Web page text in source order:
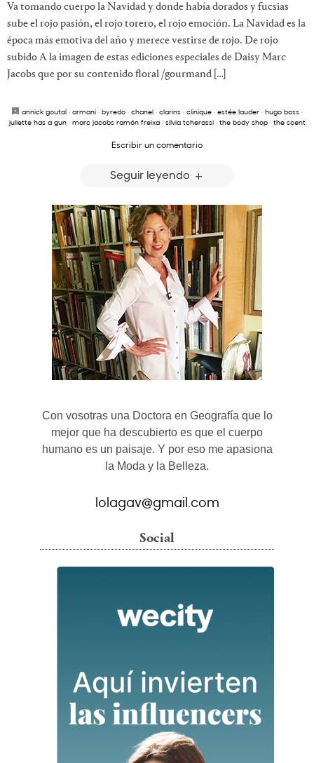
Va tomando cuerpo la Navidad y donde había dorados y fucsias
sube el rojo pasión, el rojo torero, el rojo emoción. La Navidad es la
época más emotiva del año y merece vestirse de rojo. De rojo
subido A la imagen de estas ediciones especiales de Daisy Marc
Jacobs que por su contenido floral /gourmand […]
annick goutal · armani · byredo · chanel · clarins · clinique · estée lauder · hugo boss ·
juliette has a gun· marc jacobs ramón freixa· silvia tcherassi· the body shop· the scent
Escribir un comentario
Seguir leyendo
Con vosotras una Doctora en Geografía que lo
mejor que ha descubierto es que el cuerpo
humano es un paisaje. Y por eso me apasiona
la Moda y la Belleza.
lolagav@gmail.com
Social